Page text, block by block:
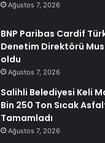
Ağustos 7, 2026
BNP Paribas Cardif
Denetim Direktörü
oldu
Ağustos 7, 2026
Salihli Belediyesi Keli
Bin 250 Ton Sıcak
Tamamladı
Ağustos 7, 2026